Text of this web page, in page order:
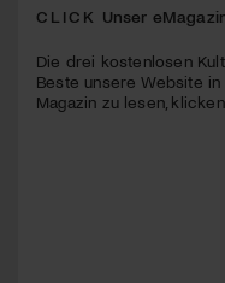
CLICK Unser
Die drei kostenlosen
Beste unsere Website
Magazin zu lesen,